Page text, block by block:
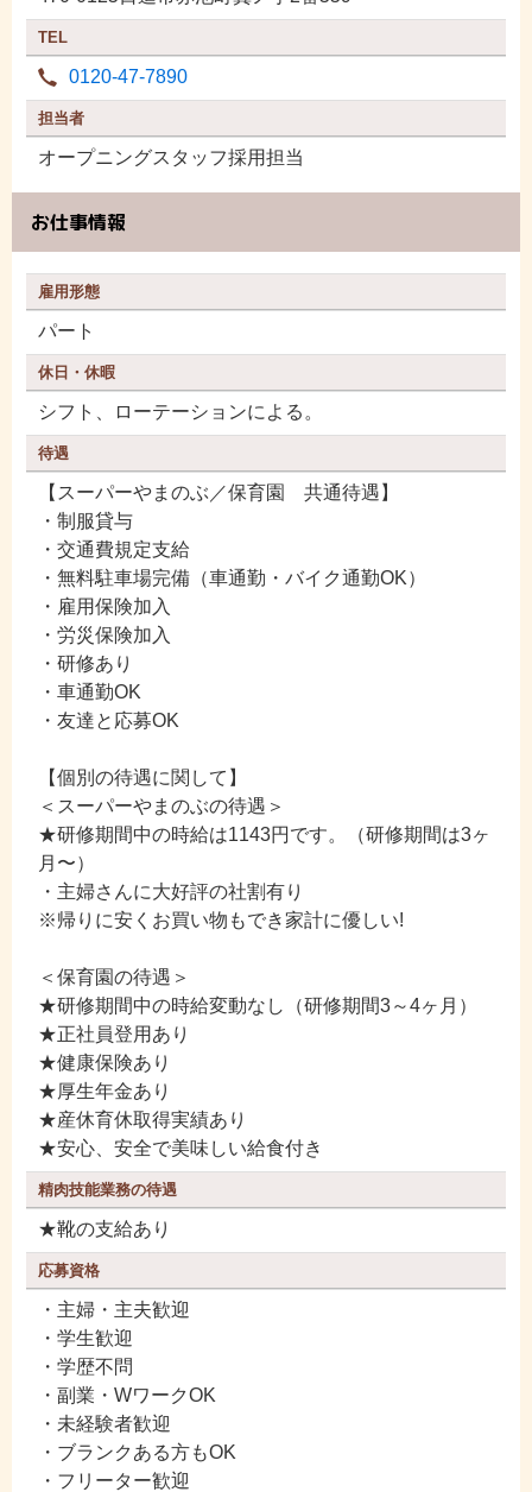
TEL
0120-47-7890
担当者
オープニングスタッフ採用担当
お仕事情報
雇用形態
パート
休日・休暇
シフト、ローテーションによる。
待遇
【スーパーやまのぶ／保育園 共通待遇】
・制服貸与
・交通費規定支給
・無料駐車場完備（車通勤・バイク通勤OK）
・雇用保険加入
・労災保険加入
・研修あり
・車通勤OK
・友達と応募OK
【個別の待遇に関して】
＜スーパーやまのぶの待遇＞
★研修期間中の時給は1143円です。（研修期間は3ヶ
月〜）
・主婦さんに大好評の社割有り
※帰りに安くお買い物もでき家計に優しい!
＜保育園の待遇＞
★研修期間中の時給変動なし（研修期間3～4ヶ月）
★正社員登用あり
★健康保険あり
★厚生年金あり
★産休育休取得実績あり
★安心、安全で美味しい給食付き
精肉技能業務の待遇
★靴の支給あり
応募資格
・主婦・主夫歓迎
・学生歓迎
・学歴不問
・副業・WワークOK
・未経験者歓迎
・ブランクある方もOK
・フリーター歓迎